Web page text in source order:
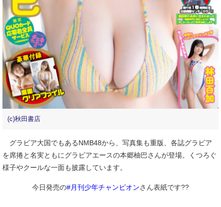
(c)秋田書店
グラビア大国でもあるNMB48から、写真集も重版、各誌グラビア
を席捲と名実ともにグラビアエースの本郷柚巴さんが登場。くつろぐ
様子やクールな一面も披露しています。
今日発売の#月刊少年チャンピオンさん表紙です??